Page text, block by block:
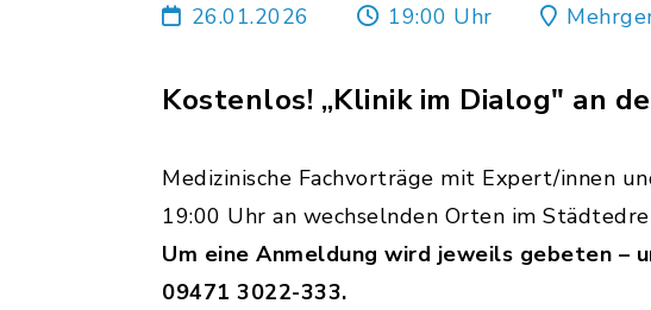
26.01.2026 19:00 Uhr
Kostenlos! „Klinik im Dialog" an
Medizinische Fachvorträge mit Expert/innen
19:00 Uhr an wechselnden Orten im
Um eine Anmeldung wird jeweils gebeten –
09471 3022-333.